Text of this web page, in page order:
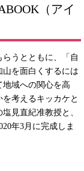
（アイ
うとともに、「自
を面白くするには
地域への関心を高
考えるキッカケと
見直紀准教授と、
年3月に完成しま